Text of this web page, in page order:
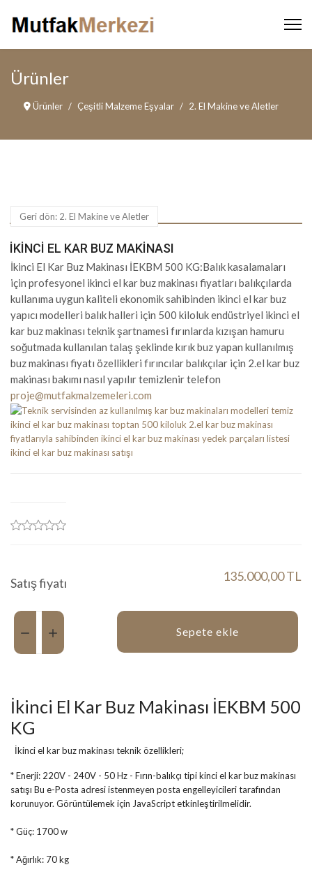
Ürünler
Ürünler Çeşitli Malzeme Eşyalar 2. El Makine ve Aletler
Geri dön: 2. El Makine ve Aletler
İKINCI EL KAR BUZ MAKINASI
İkinci El Kar Buz Makinası İEKBM 500 KG:Balık kasalamaları
için profesyonel ikinci el kar buz makinası fiyatları balıkçılarda
kullanıma uygun kaliteli ekonomik sahibinden ikinci el kar buz
yapıcı modelleri balık halleri için 500 kiloluk endüstriyel ikinci el
kar buz makinası teknik şartnamesi fırınlarda kızışan hamuru
soğutmada kullanılan talaş şeklinde kırık buz yapan kullanılmış
buz makinası fiyatı özellikleri fırıncılar balıkçılar için 2.el kar buz
makinası bakımı nasıl yapılır temizlenir telefon
proje@mutfakmalzemeleri.com
Satış fiyatı 135.000,00 TL
Miktar:
Sepete ekle
İkinci El Kar Buz Makinası İEKBM 500
KG
İkinci el kar buz makinası teknik özellikleri;
* Enerji: 220V - 240V - 50 Hz - Fırın-balıkçı tipi kinci el kar buz makinası
satışı Bu e-Posta adresi istenmeyen posta engelleyicileri tarafından
korunuyor. Görüntülemek için JavaScript etkinleştirilmelidir.
* Güç: 1700 w
* Ağırlık: 70 kg